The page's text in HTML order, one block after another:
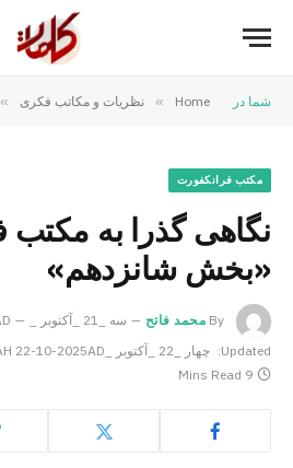
شما در Home
» نظریات و مکاتب فکری »
مکتب فرانکفورت
نگاهی گذرا به مکتب
«بخش شانزدهم»
By محمد فاتح
سه _21 _آکتوبر _2025AH 21-10-2025AD
Updated:
چهار _22 _آکتوبر _2025AH 22-10-2025AD
9 Mins Read